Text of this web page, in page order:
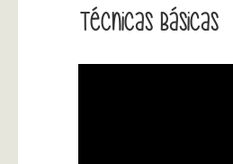
Técnicas Básicas